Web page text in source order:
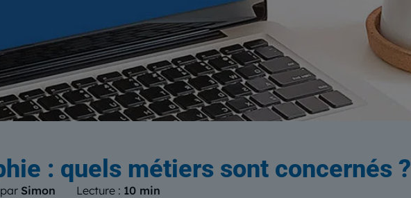
Le blogdu Centre Européen de
: quels métiers sont concernés ?
Simon Lecture : 10 min